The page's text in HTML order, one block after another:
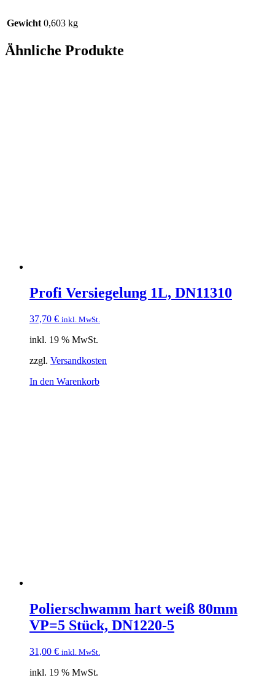
Gewicht 0,603 kg
Ähnliche Produkte
Profi Versiegelung 1L, DN11310
37,70 € inkl. MwSt.
inkl. 19 % MwSt.
zzgl. Versandkosten
In den Warenkorb
Polierschwamm hart weiß 80mm
VP=5 Stück, DN1220-5
31,00 € inkl. MwSt.
inkl. 19 % MwSt.